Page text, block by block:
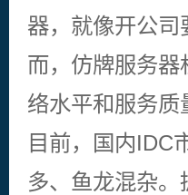
器，就像开公
而，仿牌服务
络水平和服务
目前，国内IDC
多、鱼龙混杂